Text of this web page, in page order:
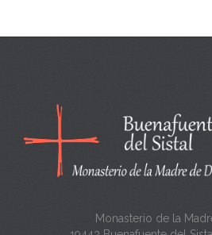
Monasterio de la